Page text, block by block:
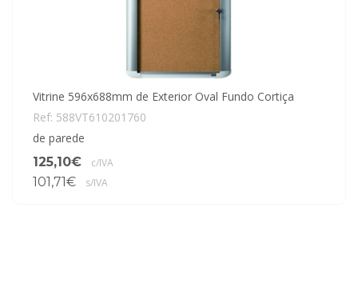
Vitrine 596x688mm de Exterior Oval Fundo Cortiça
Ref: 588VT610201760
de parede
125,10€
c/IVA
101,71€ s/IVA